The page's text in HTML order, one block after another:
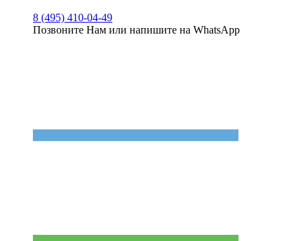
8 (495) 410-04-49
Позвоните Нам или напишите на WhatsApp